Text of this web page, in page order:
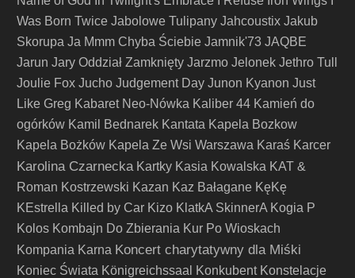
Was Born Twice Jabolowe Tulipany Jahcoustix Jakub
Skorupa Ja Mmm Chyba Ściebie Jamnik'73 JAQBE
Jarun Jary Oddział Zamknięty Jarzmo Jelonek Jethro Tull
Joulie Fox Jucho Judgement Day Junon Kyanon Just
Like Greg Kabaret Neo-Nówka Kaliber 44 Kamień do
ogórków Kamil Bednarek Kantata Kapela Bozkow
Kapela Bożków Kapela Ze Wsi Warszawa Karaś Karcer
Karolina Czarnecka Kartky Kasia Kowalska KAT &
Roman Kostrzewski Kazan Kaz Bałagane KęKę
KEstrella Killed by Car Kizo KlatkA SkinnerA Kogia P
Kolos Kombajn Do Zbierania Kur Po Wioskach
Kompania Karna Koncert charytatywny dla Miśki
Koniec Świata Königreichssaal Konkubent Konstelacje